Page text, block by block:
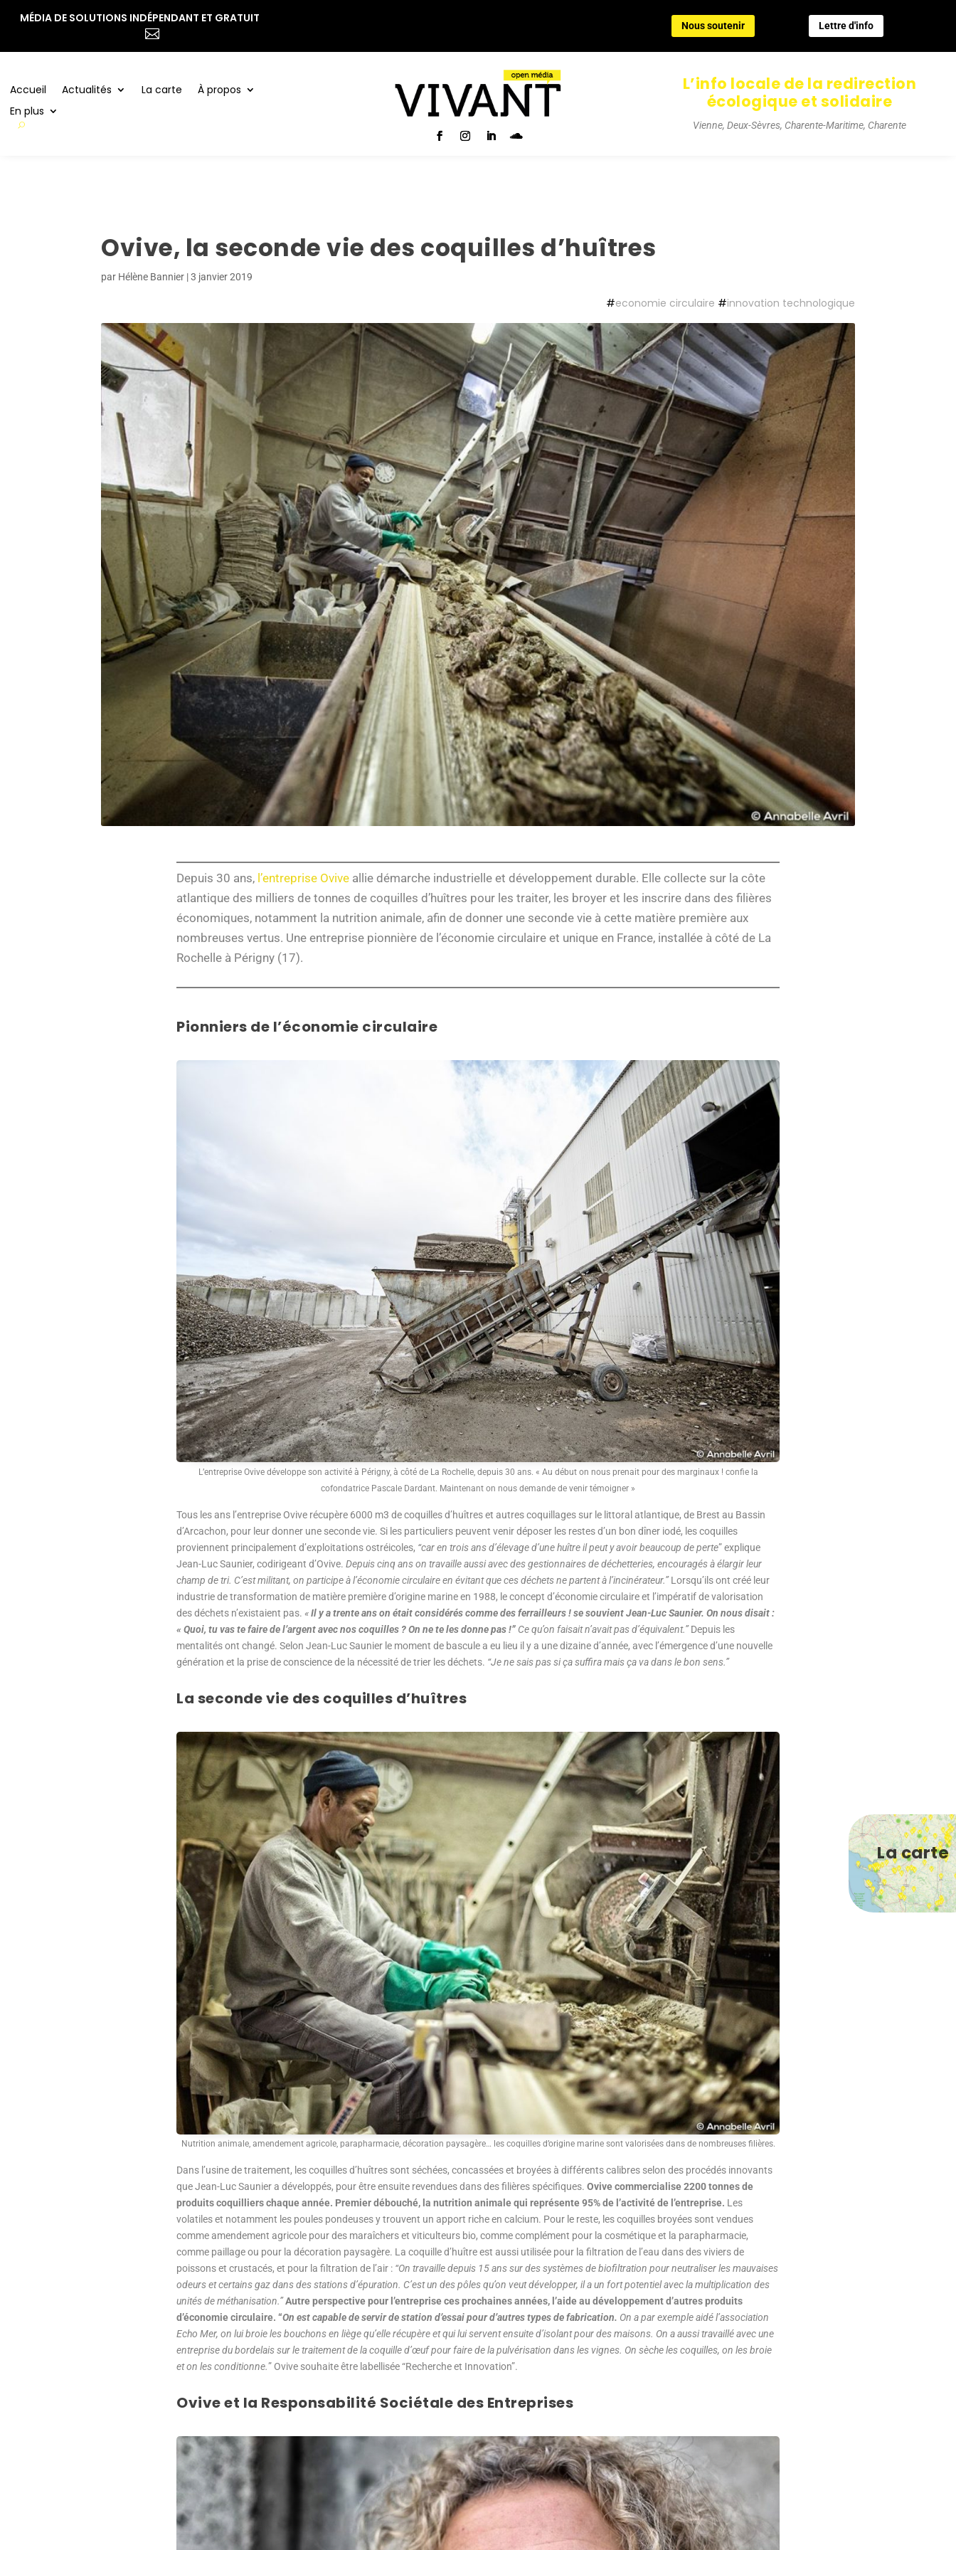
MÉDIA DE SOLUTIONS INDÉPENDANT ET GRATUIT

Nous soutenir Lettre d'info
Accueil Actualités La carte
À propos
En plus
La carte
L’info locale de la redirection
écologique et solidaire
Vienne, Deux-Sèvres, Charente-Maritime, Charente
Accueil Actualités La carte
À propos
Nous soutenir Lettre d'info
Ovive, la seconde vie des coquilles d’huîtres
par Hélène Bannier |3 janvier 2019
#economie circulaire #innovation technologique
Depuis 30 ans, l’entreprise Ovive allie démarche industrielle et développement durable. Elle collecte sur la côte
atlantique des milliers de tonnes de coquilles d’huîtres pour les traiter, les broyer et les inscrire dans des filières
économiques, notamment la nutrition animale, afin de donner une seconde vie à cette matière première aux
nombreuses vertus. Une entreprise pionnière de l’économie circulaire et unique en France, installée à côté de La
Rochelle à Périgny (17).
Pionniers de l’économie circulaire
L’entreprise Ovive développe son activité à Périgny, à côté de La Rochelle, depuis 30 ans. « Au début on nous prenait pour des marginaux ! confie la
cofondatrice Pascale Dardant. Maintenant on nous demande de venir témoigner »
Tous les ans l’entreprise Ovive récupère 6000 m3 de coquilles d’huîtres et autres coquillages sur le littoral atlantique, de Brest au Bassin
d’Arcachon, pour leur donner une seconde vie. Si les particuliers peuvent venir déposer les restes d’un bon dîner iodé, les coquilles
proviennent principalement d’exploitations ostréicoles, “car en trois ans d’élevage d’une huître il peut y avoir beaucoup de perte” explique
Jean-Luc Saunier, codirigeant d’Ovive. Depuis cinq ans on travaille aussi avec des gestionnaires de déchetteries, encouragés à élargir leur
champ de tri. C’est militant, on participe à l’économie circulaire en évitant que ces déchets ne partent à l’incinérateur.”Lorsqu’ils ont créé leur
industrie de transformation de matière première d’origine marine en 1988, le concept d’économie circulaire et l’impératif de valorisation
des déchets n’existaient pas. «Il y a trente ans on était considérés comme des ferrailleurs ! se souvient Jean-Luc Saunier. On nous disait :
« Quoi, tu vas te faire de l’argent avec nos coquilles ? On ne te les donne pas !” Ce qu’on faisait n’avait pas d’équivalent.”Depuis les
mentalités ont changé. Selon Jean-Luc Saunier le moment de bascule a eu lieu il y a une dizaine d’année, avec l’émergence d’une nouvelle
génération et la prise de conscience de la nécessité de trier les déchets. “Je ne sais pas si ça suffira mais ça va dans le bon sens.”
La seconde vie des coquilles d’huîtres
Nutrition animale, amendement agricole, parapharmacie, décoration paysagère… les coquilles d’origine marine sont valorisées dans de nombreuses filières.
Dans l’usine de traitement, les coquilles d’huîtres sont séchées, concassées et broyées à différents calibres selon des procédés innovants
que Jean-Luc Saunier a développés, pour être ensuite revendues dans des filières spécifiques. Ovive commercialise 2200 tonnes de
produits coquilliers chaque année. Premier débouché, la nutrition animale qui représente 95% de l’activité de l’entreprise. Les
volatiles et notamment les poules pondeuses y trouvent un apport riche en calcium. Pour le reste, les coquilles broyées sont vendues
comme amendement agricole pour des maraîchers et viticulteurs bio, comme complément pour la cosmétique et la parapharmacie,
comme paillage ou pour la décoration paysagère. La coquille d’huître est aussi utilisée pour la filtration de l’eau dans des viviers de
poissons et crustacés, et pour la filtration de l’air : “On travaille depuis 15 ans sur des systèmes de biofiltration pour neutraliser les mauvaises
odeurs et certains gaz dans des stations d’épuration. C’est un des pôles qu’on veut développer, il a un fort potentiel avec la multiplication des
unités de méthanisation.”Autre perspective pour l’entreprise ces prochaines années, l’aide au développement d’autres produits
d’économie circulaire. “On est capable de servir de station d’essai pour d’autres types de fabrication. On a par exemple aidé l’association
Echo Mer, on lui broie les bouchons en liège qu’elle récupère et qui lui servent ensuite d’isolant pour des maisons. On a aussi travaillé avec une
entreprise du bordelais sur le traitement de la coquille d’œuf pour faire de la pulvérisation dans les vignes. On sèche les coquilles, on les broie
et on les conditionne.” Ovive souhaite être labellisée “Recherche et Innovation”.
Ovive et la Responsabilité Sociétale des Entreprises